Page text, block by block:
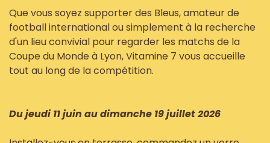
Que vous soyez supporter des Bleus, amateur de
football international ou simplement à la recherche
d'un lieu convivial pour regarder les matchs de la
Coupe du Monde à Lyon, Vitamine 7 vous accueille
tout au long de la compétition.
Du jeudi 11 juin au dimanche 19 juillet 2026